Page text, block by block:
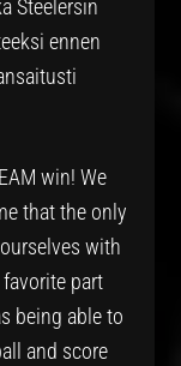
Steelersin
ennen
win! We
that the only
with
part
being able to
and score